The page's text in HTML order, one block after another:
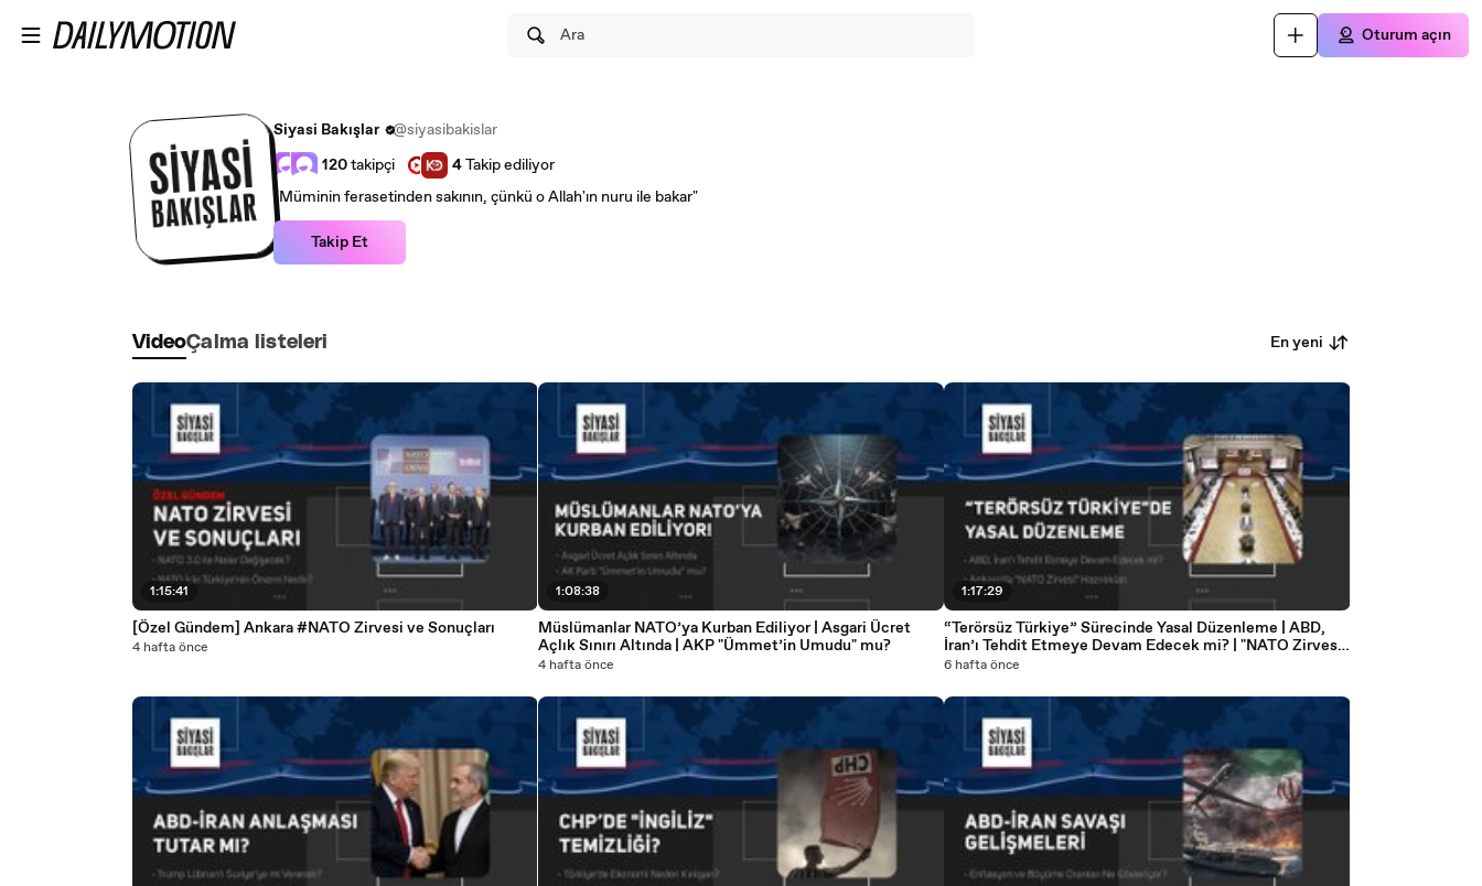
Ara Oturum açın
Siyasi Bakışlar
@siyasibakislar
120takipçi 4Takip ediliyor
"Müminin ferasetinden sakının, çünkü o Allah'ın nuru ile bakar"
Takip Et
VideoÇalma listeleri En yeni
1:15:41
[Özel Gündem] Ankara #NATO Zirvesi ve Sonuçları
4 hafta önce
1:08:38
Müslümanlar NATO’ya Kurban Ediliyor | Asgari Ücret
Açlık Sınırı Altında | AKP "Ümmet’in Umudu" mu?
4 hafta önce
1:17:29
“Terörsüz Türkiye” Sürecinde Yasal Düzenleme | ABD,
İran’ı Tehdit Etmeye Devam Edecek mi? | "NATO Zirvesi"
Hazırlıkları | Starmer’ın İstifası Ne Anlatıyor?
6 hafta önce